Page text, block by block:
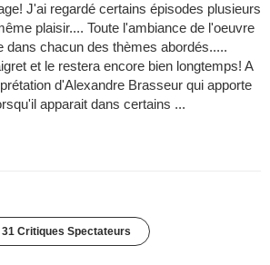
J'ai regardé certains épisodes plusieurs
plaisir.... Toute l'ambiance de l'oeuvre
dans chacun des thèmes abordés.....
et le restera encore bien longtemps! A
d'Alexandre Brasseur qui apporte
apparait dans certains ...
31 Critiques Spectateurs